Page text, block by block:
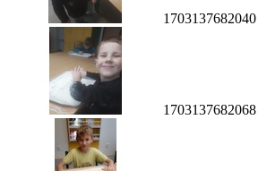
1703137682040
1703137682068